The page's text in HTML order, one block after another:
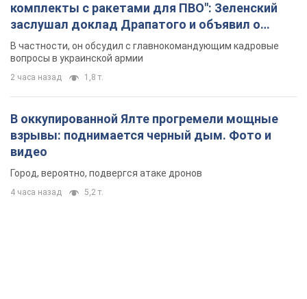
комплекты с ракетами для ПВО": Зеленский
заслушал доклад Драпатого и объявил о
новых мерах
В частности, он обсудил с главнокомандующим кадровые
вопросы в украинской армии
2 часа назад 1,8 т.
В оккупированной Ялте прогремели мощные
взрывы: поднимается черный дым. Фото и
видео
Город, вероятно, подвергся атаке дронов
4 часа назад 5,2 т.